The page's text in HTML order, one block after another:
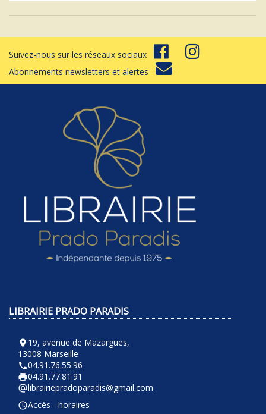
Suivez-nous sur les réseaux sociaux
Abonnements newsletters et alertes
LIBRAIRIE PRADO PARADIS
room 19, avenue de Mazargues,
13008 Marseille
phone04.91.76.55.96
local_printshop04.91.77.81.91
alternate_emaillibrairiepradoparadis@gmail.com
query_builderAccès - horaires